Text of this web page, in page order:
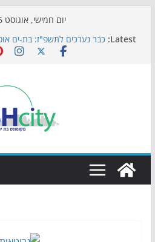
יום חמישי, אוגוסט 6, 2026
Latest: כבר נערכים לתשפ"ז: בת-ים
חגיגות המאה מגיעות לחוף:
הקיץ של בני הנוער בבת־ים:
התמודדות והכנה לתקופת